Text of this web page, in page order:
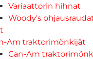
Variaattorin hihnat
Woody's
Am traktorimönkijät
Can-Am